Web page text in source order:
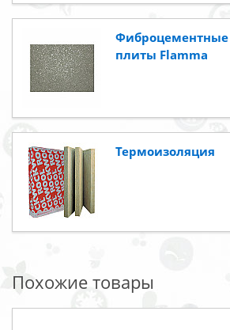
Фиброцементные
плиты Flamma
Термоизоляция
Похожие товары